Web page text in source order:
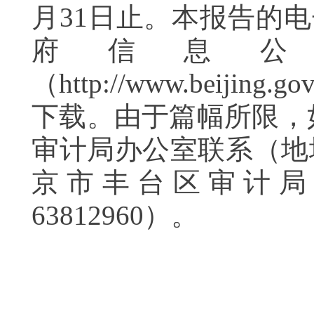
月31日止。本报告的
府信息
（http://
下载。由于篇幅所限
审计局办公室联系（
京市丰台区审计局
63812960）。